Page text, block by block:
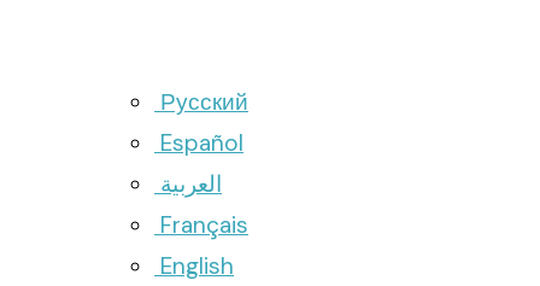
Русский
Español
العربية
Français
English